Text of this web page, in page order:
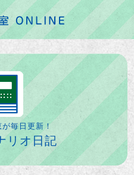
毎日更新！
リオ日記